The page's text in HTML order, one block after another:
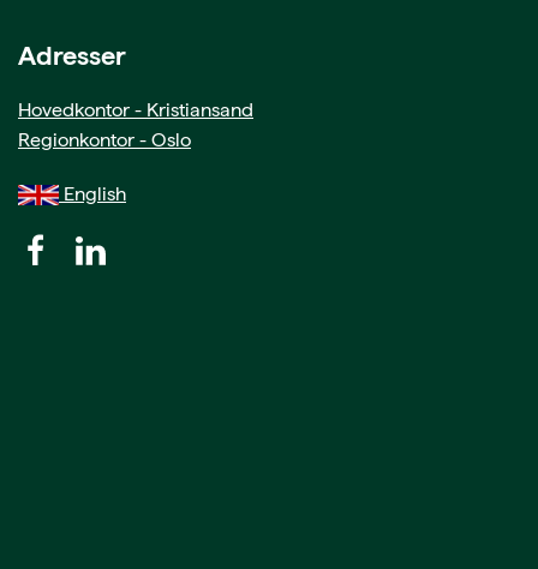
Adresser
Hovedkontor - Kristiansand
Regionkontor - Oslo
English